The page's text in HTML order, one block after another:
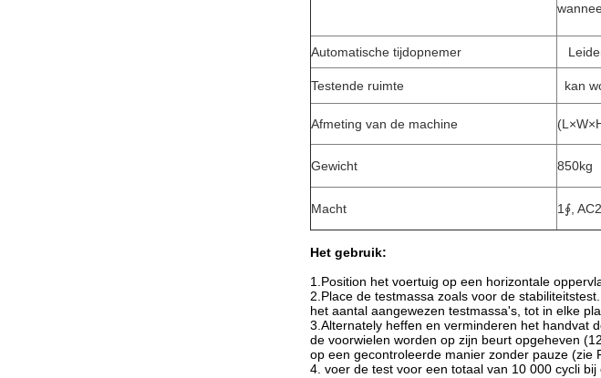
Automatische tijdopnemer
Testende ruimte kan
Afmeting van de machine
Gewicht 850kg
Macht 1∮,
Het gebruik:
1.Position het voertuig op een horizontale
2.Place de testmassa zoals voor de
het aantal aangewezen testmassa's, tot in elke
3.Alternately heffen en verminderen het handvat
de voorwielen worden op zijn beurt opgeheven
op een gecontroleerde manier zonder pauze (zie
4. voer de test voor een totaal van 10 000 cycli